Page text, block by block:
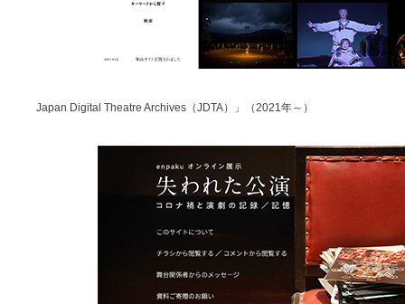
Japan Digital Theatre Archives（JDTA）」（2021年～）